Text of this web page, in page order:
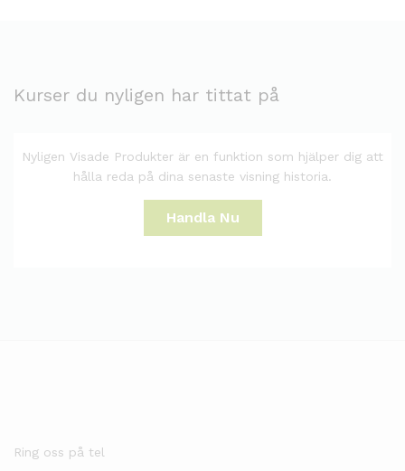
Kurser du nyligen har tittat på
Nyligen Visade Produkter är en funktion som hjälper dig att
hålla reda på dina senaste visning historia.
Handla Nu
Ring oss på tel